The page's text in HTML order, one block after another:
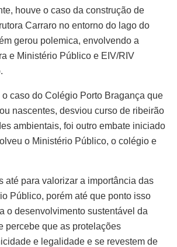
houve o caso da construção de
Carraro no entorno do lago do
gerou polemica, envolvendo a
e Ministério Público e EIV/RIV
o caso do Colégio Porto Bragança que
nascentes, desviou curso de ribeirão
ambientais, foi outro embate iniciado
o Ministério Público, o colégio e
até para valorizar a importância das
Público, porém até que ponto isso
o desenvolvimento sustentável da
percebe que as protelações
e legalidade e se revestem de